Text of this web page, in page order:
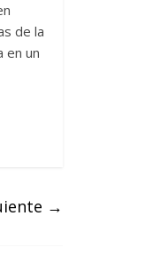
de la
en un
→